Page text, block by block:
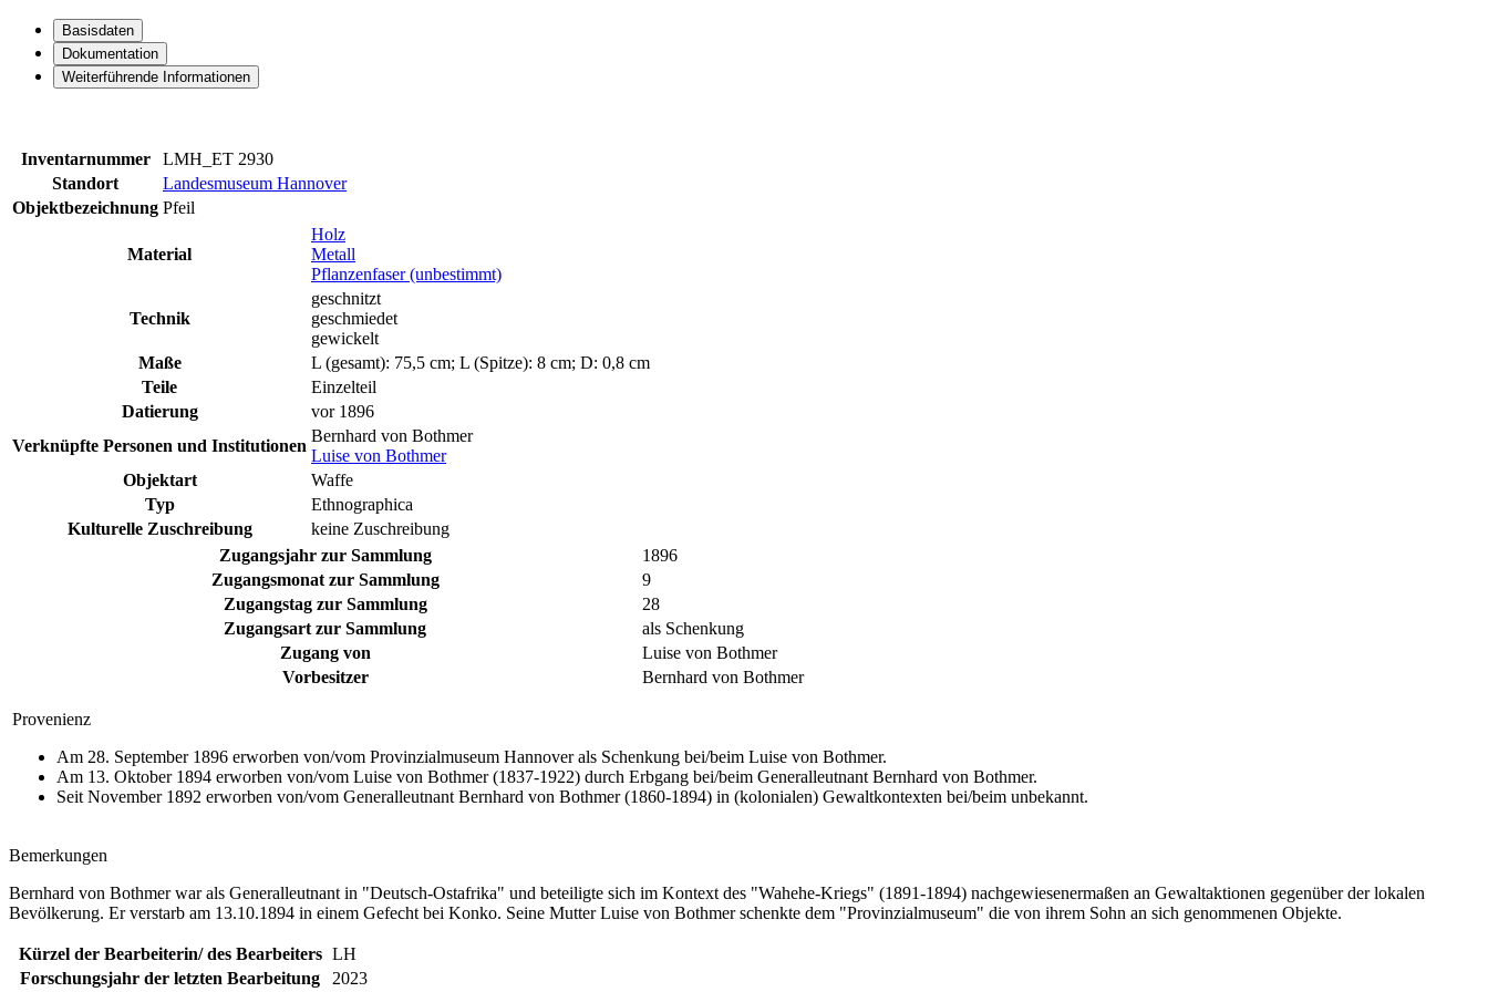
Basisdaten
Dokumentation
Weiterführende Informationen
Inventarnummer
LMH_ET 2930
Standort
Landesmuseum Hannover
Objektbezeichnung Pfeil
Material
Holz
Metall
Pflanzenfaser (unbestimmt)
Technik
geschnitzt
geschmiedet
gewickelt
Maße
L (gesamt): 75,5 cm; L (Spitze): 8 cm; D: 0,8 cm
Teile
Einzelteil
Datierung
vor 1896
Verknüpfte Personen und Institutionen
Bernhard von Bothmer
Luise von Bothmer
Objektart
Waffe
Typ
Ethnographica
Kulturelle Zuschreibung
keine Zuschreibung
Zugangsjahr zur Sammlung
1896
Zugangsmonat zur Sammlung
9
Zugangstag zur Sammlung
28
Zugangsart zur Sammlung
als Schenkung
Zugang von
Luise von Bothmer
Vorbesitzer
Bernhard von Bothmer
Provenienz
Am 28. September 1896 erworben von/vom Provinzialmuseum Hannover als Schenkung bei/beim Luise von Bothmer.
Am 13. Oktober 1894 erworben von/vom Luise von Bothmer (1837-1922) durch Erbgang bei/beim Generalleutnant Bernhard von Bothmer.
Seit November 1892 erworben von/vom Generalleutnant Bernhard von Bothmer (1860-1894) in (kolonialen) Gewaltkontexten bei/beim unbekannt.
Bemerkungen
Bernhard von Bothmer war als Generalleutnant in "Deutsch-Ostafrika" und beteiligte sich im Kontext des "Wahehe-Kriegs" (1891-1894) nachgewiesenermaßen an Gewaltaktionen gegenüber der lokalen
Bevölkerung. Er verstarb am 13.10.1894 in einem Gefecht bei Konko. Seine Mutter Luise von Bothmer schenkte dem "Provinzialmuseum" die von ihrem Sohn an sich genommenen Objekte.
Kürzel der Bearbeiterin/ des Bearbeiters LH
Forschungsjahr der letzten Bearbeitung
2023